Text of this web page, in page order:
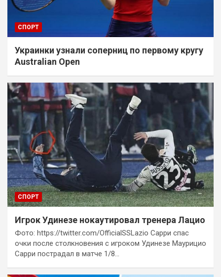
СПОРТ
Украинки узнали соперниц по первому кругу
Australian Open
СПОРТ
Игрок Удинезе нокаутировал тренера Лацио
Фото: https://twitter.com/OfficialSSLazio Сарри спас
очки после столкновения с игроком Удинезе Маурицио
Сарри пострадал в матче 1/8…